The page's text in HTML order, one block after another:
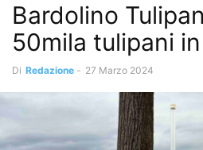
Bardolino
50mila tulipani
Di Redazione - 27 Marzo 2024